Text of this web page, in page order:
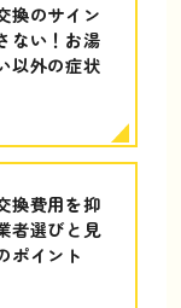
換のサイン
ない！お湯
以外の症状
換費用を抑
者選びと見
ポイント